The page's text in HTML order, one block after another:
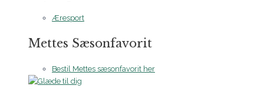
Æresport
Mettes Sæsonfavorit
Bestil Mettes sæsonfavorit her